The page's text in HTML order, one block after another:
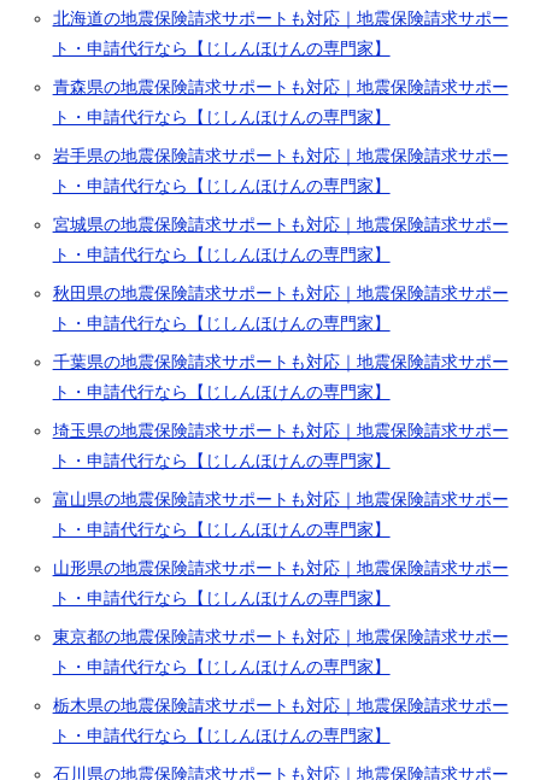
北海道の地震保険請求サポートも対応｜地震保険請求サポー
ト・申請代行なら【じしんほけんの専門家】
青森県の地震保険請求サポートも対応｜地震保険請求サポー
ト・申請代行なら【じしんほけんの専門家】
岩手県の地震保険請求サポートも対応｜地震保険請求サポー
ト・申請代行なら【じしんほけんの専門家】
宮城県の地震保険請求サポートも対応｜地震保険請求サポー
ト・申請代行なら【じしんほけんの専門家】
秋田県の地震保険請求サポートも対応｜地震保険請求サポー
ト・申請代行なら【じしんほけんの専門家】
千葉県の地震保険請求サポートも対応｜地震保険請求サポー
ト・申請代行なら【じしんほけんの専門家】
埼玉県の地震保険請求サポートも対応｜地震保険請求サポー
ト・申請代行なら【じしんほけんの専門家】
富山県の地震保険請求サポートも対応｜地震保険請求サポー
ト・申請代行なら【じしんほけんの専門家】
山形県の地震保険請求サポートも対応｜地震保険請求サポー
ト・申請代行なら【じしんほけんの専門家】
東京都の地震保険請求サポートも対応｜地震保険請求サポー
ト・申請代行なら【じしんほけんの専門家】
栃木県の地震保険請求サポートも対応｜地震保険請求サポー
ト・申請代行なら【じしんほけんの専門家】
石川県の地震保険請求サポートも対応｜地震保険請求サポー